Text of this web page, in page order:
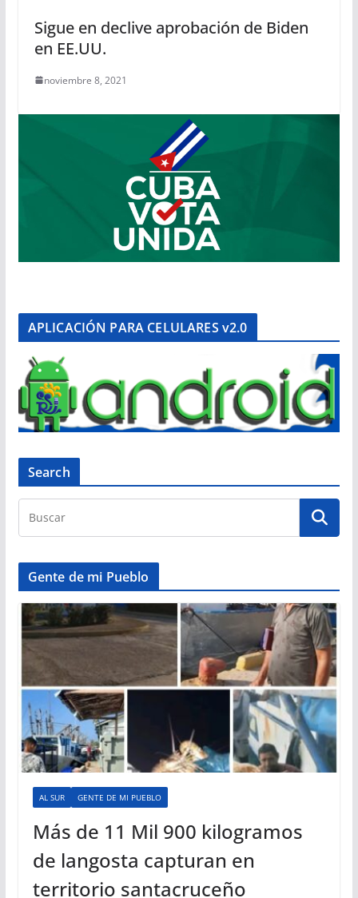
Sigue en declive aprobación de Biden
en EE.UU.
noviembre 8, 2021
APLICACIÓN PARA CELULARES v2.0
Search
Gente de mi Pueblo
AL SUR GENTE DE MI PUEBLO
Más de 11 Mil 900 kilogramos
de langosta capturan en
territorio santacruceño